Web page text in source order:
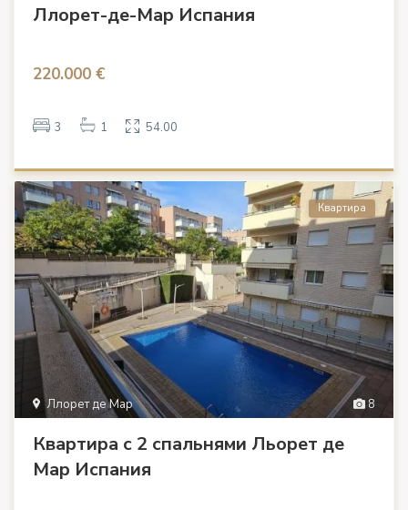
Ллорет-де-Мар Испания
220.000 €
3 1 54.00
8
Ллорет де Мар
Квартира
Квартира с 2 спальнями Льорет де
Мар Испания